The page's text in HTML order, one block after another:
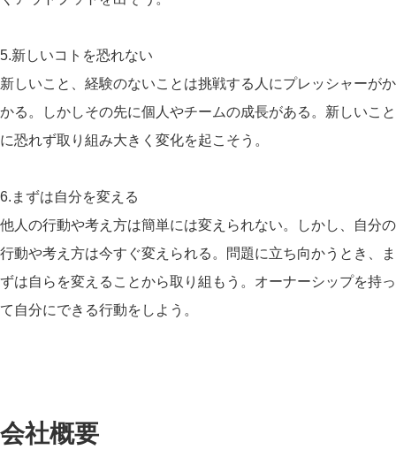
5.新しいコトを恐れない
新しいこと、経験のないことは挑戦する人にプレッシャーがか
かる。しかしその先に個人やチームの成長がある。新しいこと
に恐れず取り組み大きく変化を起こそう。
6.まずは自分を変える
他人の行動や考え方は簡単には変えられない。しかし、自分の
行動や考え方は今すぐ変えられる。問題に立ち向かうとき、ま
ずは自らを変えることから取り組もう。オーナーシップを持っ
て自分にできる行動をしよう。
会社概要